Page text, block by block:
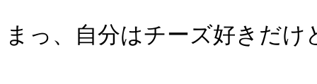
まっ、自分はチーズ好きだけ